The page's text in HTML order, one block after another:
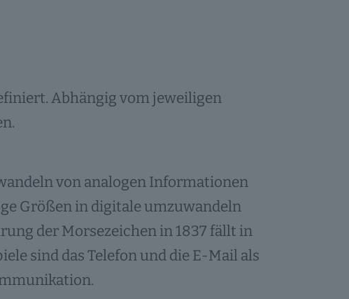
Abhängig vom jeweiligen
von analogen Informationen
Größen in digitale umzuwandeln
der Morsezeichen in 1837 fällt in
sind das Telefon und die E-Mail als